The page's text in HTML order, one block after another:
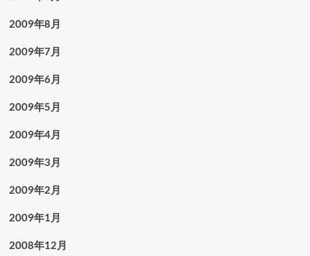
2009年8月
2009年7月
2009年6月
2009年5月
2009年4月
2009年3月
2009年2月
2009年1月
2008年12月